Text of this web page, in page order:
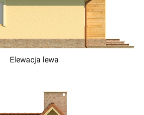
Elewacja lewa